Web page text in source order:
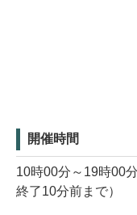
開催時間
10時00分～19時00
終了10分前まで）